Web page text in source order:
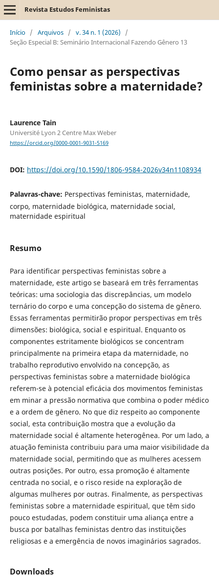
Revista Estudos Feministas
Início / Arquivos / v. 34 n. 1 (2026)
/
Seção Especial B: Seminário Internacional Fazendo Gênero 13
Como pensar as perspectivas
feministas sobre a maternidade?
Laurence Tain
Université Lyon 2 Centre Max Weber
https://orcid.org/0000-0001-9031-5169
DOI: https://doi.org/10.1590/1806-9584-2026v34n1108934
Palavras-chave: Perspectivas feministas, maternidade,
corpo, maternidade biológica, maternidade social,
maternidade espiritual
Resumo
Para identificar perspectivas feministas sobre a
maternidade, este artigo se baseará em três ferramentas
teóricas: uma sociologia das discrepâncias, um modelo
ternário do corpo e uma concepção do sistema de gênero.
Essas ferramentas permitirão propor perspectivas em três
dimensões: biológica, social e espiritual. Enquanto os
componentes estritamente biológicos se concentram
principalmente na primeira etapa da maternidade, no
trabalho reprodutivo envolvido na concepção, as
perspectivas feministas sobre a maternidade biológica
referem-se à potencial eficácia dos movimentos feministas
em minar a pressão normativa que combina o poder médico
e a ordem de gênero. No que diz respeito ao componente
social, esta contribuição mostra que a evolução da
maternidade social é altamente heterogênea. Por um lado, a
atuação feminista contribuiu para uma maior visibilidade da
maternidade social, permitindo que as mulheres acessem
outras posições. Por outro, essa promoção é altamente
centrada no social, e o risco reside na exploração de
algumas mulheres por outras. Finalmente, as perspectivas
feministas sobre a maternidade espiritual, que têm sido
pouco estudadas, podem constituir uma aliança entre a
busca por batalhas feministas dentro das instituições
religiosas e a emergência de novos imaginários sagrados.
Downloads